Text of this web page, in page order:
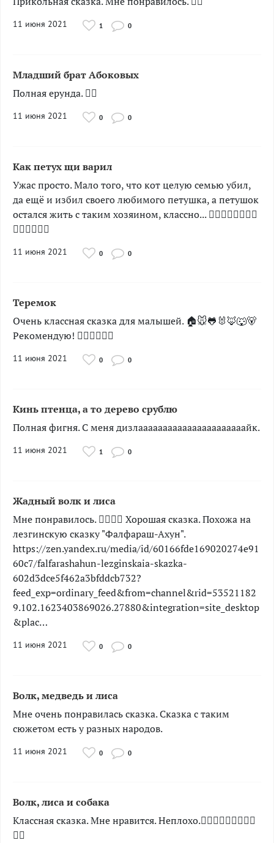
11 июня 2021 1 0
Младший брат Абоковых
Полная ерунда. 👎🏻
11 июня 2021 0 0
Как петух щи варил
Ужас просто. Мало того, что кот целую семью убил,
да ещё и избил своего любимого петушка, а петушок
остался жить с таким хозяином, классно... 👎🏻👎🏻👎🏻👎🏻
👎🏻👎🏻👎🏻
11 июня 2021 0 0
Теремок
Очень классная сказка для малышей. 🏠🐭🐸🐰🦊🐺🐻
Рекомендую! 👍🏻👍🏻👍🏻
11 июня 2021 0 0
Кинь птенца, а то дерево срублю
Полная фигня. С меня дизлаааааааааааааааааааааайк.
11 июня 2021 1 0
Жадный волк и лиса
Мне понравилось. 👍🏻👍🏻 Хорошая сказка. Похожа на
лезгинскую сказку "Фалфараш-Ахун".
https://zen.yandex.ru/media/id/60166fde169020274e91
60c7/falfarashahun-lezginskaia-skazka-
602d3dce5f462a3bfddcb732?
feed_exp=ordinary_feed&from=channel&rid=53521182
9.102.1623403869026.27880&integration=site_desktop
&plac…
11 июня 2021 0 0
Волк, медведь и лиса
Мне очень понравилась сказка. Сказка с таким
сюжетом есть у разных народов.
11 июня 2021 0 0
Волк, лиса и собака
Классная сказка. Мне нравится. Неплохо.👍🏻🐺🦊🐶🐑🐏🐑🐏
🐑🐏